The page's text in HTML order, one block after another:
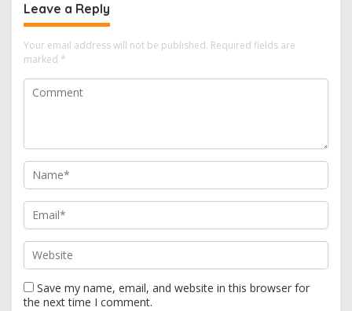
Leave a Reply
Your email address will not be published. Required fields are
marked *
Save my name, email, and website in this browser for
the next time I comment.